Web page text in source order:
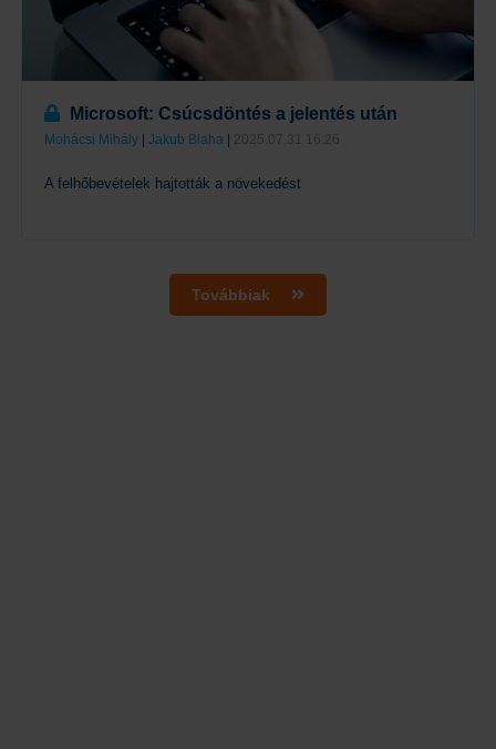
Microsoft: Csúcsdöntés a jelentés után
Mohácsi Mihály | Jakub Blaha | 2025.07.31 16:26
A felhőbevételek hajtották a növekedést
Továbbiak